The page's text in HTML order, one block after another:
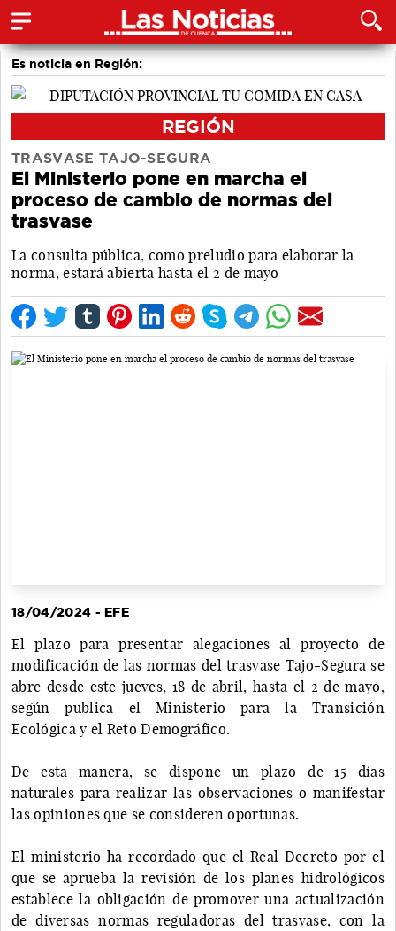
Es noticia en Región:
REGIÓN
TRASVASE TAJO-SEGURA
El Ministerio pone en marcha el
proceso de cambio de normas del
trasvase
La consulta pública, como preludio para elaborar la
norma, estará abierta hasta el 2 de mayo
18/04/2024 - EFE
El plazo para presentar alegaciones al proyecto de
modificación de las normas del trasvase Tajo-Segura se
abre desde este jueves, 18 de abril, hasta el 2 de mayo,
según publica el Ministerio para la Transición
Ecológica y el Reto Demográfico.
De esta manera, se dispone un plazo de 15 días
naturales para realizar las observaciones o manifestar
las opiniones que se consideren oportunas.
El ministerio ha recordado que el Real Decreto por el
que se aprueba la revisión de los planes hidrológicos
establece la obligación de promover una actualización
de diversas normas reguladoras del trasvase, con la